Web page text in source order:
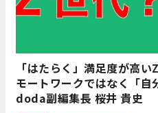
「はたらく」満足度が高
モートワークではなく「自
doda副編集長 桜井 貴史